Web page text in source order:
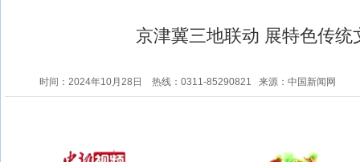
京津冀三地联动 展特色传统
时间：2024年10月28日 热线：0311-85290821 来源：中国新闻网